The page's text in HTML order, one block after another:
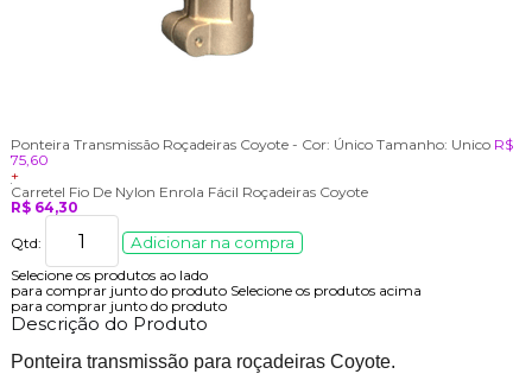
Ponteira Transmissão Roçadeiras Coyote - Cor: Único Tamanho: Unico R$
75,60
+
Carretel Fio De Nylon Enrola Fácil Roçadeiras Coyote
R$ 64,30
Qtd:
Adicionar na compra
Selecione os produtos ao lado
para comprar junto do produto Selecione os produtos acima
para comprar junto do produto
Descrição do Produto
Ponteira transmissão para roçadeiras Coyote.